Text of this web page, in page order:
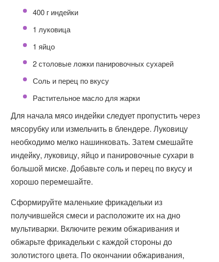
400 г индейки
1 луковица
1 яйцо
2 столовые ложки панировочных сухарей
Соль и перец по вкусу
Растительное масло для жарки
Для начала мясо индейки следует пропустить через
мясорубку или измельчить в блендере. Луковицу
необходимо мелко нашинковать. Затем смешайте
индейку, луковицу, яйцо и панировочные сухари в
большой миске. Добавьте соль и перец по вкусу и
хорошо перемешайте.
Сформируйте маленькие фрикадельки из
получившейся смеси и расположите их на дно
мультиварки. Включите режим обжаривания и
обжарьте фрикадельки с каждой стороны до
золотистого цвета. По окончании обжаривания,